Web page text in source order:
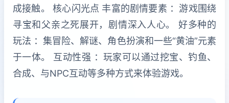
成接触。 核心闪光点 丰富的剧情要素 ：游戏围绕
寻宝和父亲之死展开，剧情深入人心。 好多种的
玩法 ：集冒险、解谜、角色扮演和一些“黄油”元素
于一体。 互动性强 ：玩家可以通过挖宝、钓鱼、
合成、与NPC互动等多种方式来体验游戏。